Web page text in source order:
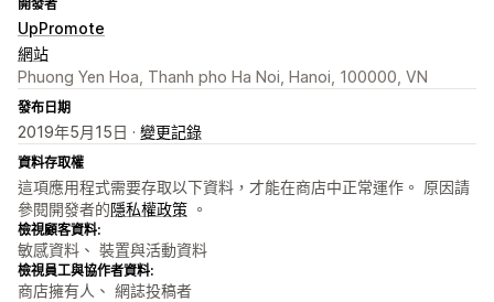
開發者
UpPromote
網站
Phuong Yen Hoa, Thanh pho Ha Noi, Hanoi, 100000, VN
發布日期
2019年5月15日 · 變更記錄
資料存取權
這項應用程式需要存取以下資料，才能在商店中正常運作。 原因請
參閱開發者的隱私權政策 。
檢視顧客資料:
敏感資料、 裝置與活動資料
檢視員工與協作者資料:
商店擁有人、 網誌投稿者